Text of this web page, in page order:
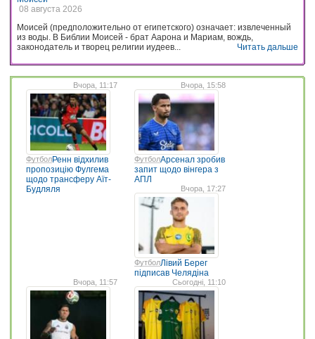
08 августа 2026
Моисей (предположительно от египетского) означает: извлеченный
из воды. В Библии Моисей - брат Аарона и Мариам, вождь,
законодатель и творец религии иудеев...
Читать дальше
Вчора, 11:17
ФутболРенн відхилив
пропозицію Фулгема
щодо трансферу Аїт-
Будляля
Вчора, 15:58
ФутболАрсенал зробив
запит щодо вінгера з
АПЛ
Вчора, 17:27
ФутболЛівий Берег
підписав Челядіна
Вчора, 11:57 Сьогодні, 11:10